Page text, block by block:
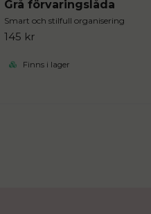
Grå förvaringslåda
Smart och stilfull organisering
145 kr
Finns i lager